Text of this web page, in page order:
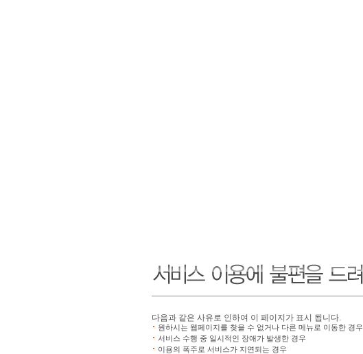
다음과 같은 사유로 인하여 이 페이지가 표시 됩니다.
원하시는 웹페이지를 찾을 수 없거나 다른 메뉴로 이동한 경우
서비스 수행 중 일시적인 장애가 발생한 경우
이용의 폭주로 서비스가 지연되는 경우